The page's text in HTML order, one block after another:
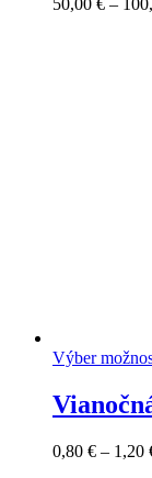
Výber
0,80 € – 1,20